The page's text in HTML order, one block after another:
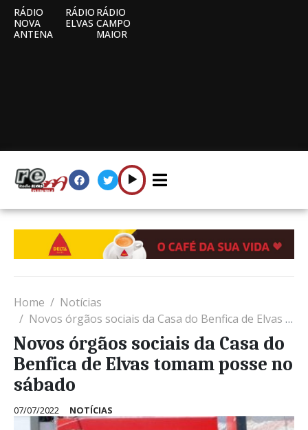
RÁDIO
NOVA
ANTENA
RÁDIO
ELVAS
RÁDIO
CAMPO
MAIOR
Home
Notícias
Novos órgãos sociais da Casa do Benfica de Elvas tomam posse no sábado
Novos órgãos sociais da Casa do
Benfica de Elvas tomam posse no
sábado
07/07/2022 NOTÍCIAS